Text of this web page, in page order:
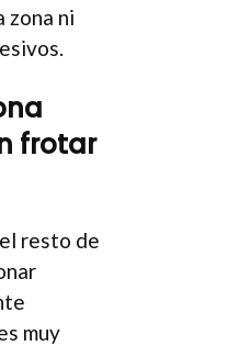
zona ni
frotar
resto de
muy